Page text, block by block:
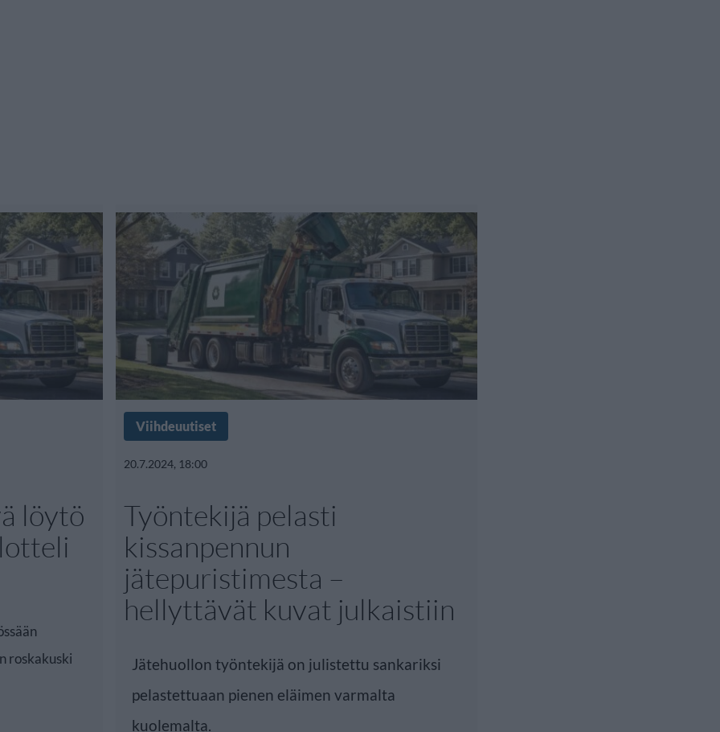
löytö
roskakuski
Viihdeuutiset
20.7.2024, 18:00
Työntekijä pelasti
kissanpennun
jätepuristimesta –
hellyttävät kuvat julkaistiin
Jätehuollon työntekijä on julistettu sankariksi
pelastettuaan pienen eläimen varmalta
kuolemalta.